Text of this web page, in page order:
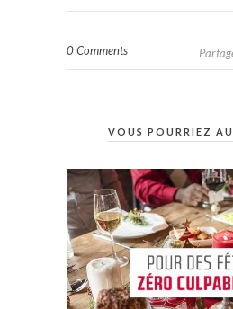
0 Comments
VOUS POURRIEZ